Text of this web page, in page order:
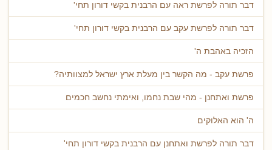
דבר תורה לפרשת ראה עם הרבנית בקשי דורון תחי'
דבר תורה לפרשת עקב עם הרבנית בקשי דורון תחי'
הזכיה באהבת ה'
פרשת עקב - מה הקשר בין מעלת ארץ ישראל למצוותיה?
פרשת ואתחנן - מהי שבת נחמו, ואימתי נחשב חכמים
ה' הוא האלוקים
דבר תורה לפרשת ואתחנן עם הרבנית בקשי דורון תחי'